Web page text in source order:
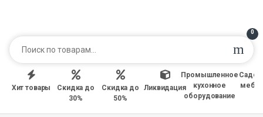
0
Хит товары
Скидка до
30%
Скидка до
50%
Ликвидация
Промышленное
кухонное
оборудование